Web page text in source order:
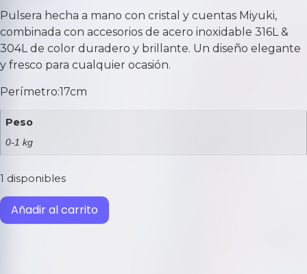
Pulsera hecha a mano con cristal y cuentas Miyuki,
combinada con accesorios de acero inoxidable 316L &
304L de color duradero y brillante. Un diseño elegante
y fresco para cualquier ocasión.
Perímetro:17cm
Peso
0-1 kg
1 disponibles
Añadir al carrito